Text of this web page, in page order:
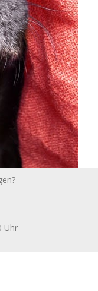
Uhr